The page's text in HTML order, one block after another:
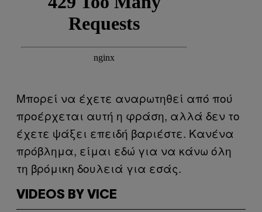
Μπορεί να έχετε αναρωτηθεί από πού
προέρχεται αυτή η φράση, αλλά δεν το
έχετε ψάξει επειδή βαριέστε. Κανένα
πρόβλημα, είμαι εδώ για να κάνω όλη
τη βρόμικη δουλειά για εσάς.
VIDEOS BY VICE